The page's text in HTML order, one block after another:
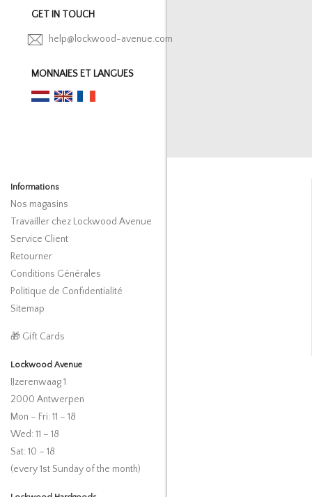
GET IN TOUCH
help@lockwood-avenue.com
MONNAIES ET LANGUES
Informations
Nos magasins
Travailler chez Lockwood Avenue
Service Client
Retourner
Conditions Générales
Politique de Confidentialité
Sitemap
🎁 Gift Cards
Lockwood Avenue
IJzerenwaag 1
2000 Antwerpen
Mon – Fri: 11 – 18
Wed: 11 – 18
Sat: 10 – 18
(every 1st Sunday of the month)